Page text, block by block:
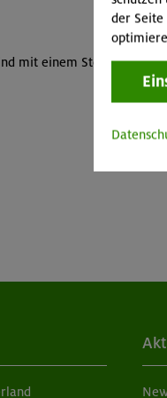
mit einem Sternchen
der Seite